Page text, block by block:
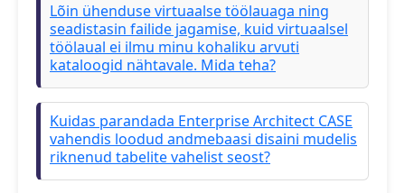
Lõin ühenduse virtuaalse töölauaga ning
seadistasin failide jagamise, kuid virtuaalsel
töölaual ei ilmu minu kohaliku arvuti
kataloogid nähtavale. Mida teha?
Kuidas parandada Enterprise Architect CASE
vahendis loodud andmebaasi disaini mudelis
riknenud tabelite vahelist seost?